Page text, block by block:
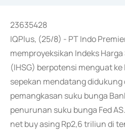
23635428
IQPlus, (25/8) - PT Indo
memproyeksikan Indeks
(IHSG) berpotensi menguat
sepekan mendatang
pemangkasan suku bunga
penurunan suku bunga Fed
net buy asing Rp2,6 triliun di